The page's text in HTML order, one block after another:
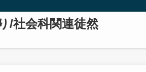
/社会科関連徒然